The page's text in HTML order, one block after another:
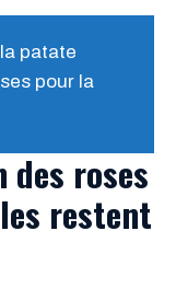
patate
pour la
des roses
restent